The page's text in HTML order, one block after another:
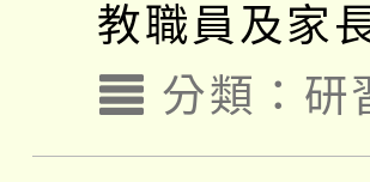
教職員及家
分類： 研